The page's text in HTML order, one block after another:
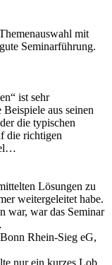
mit
Seminarführung.
ist sehr
aus seinen
die typischen
die richtigen
Lösungen zu
weitergeleitet habe.
war, war das Seminar
Rhein-Sieg eG,